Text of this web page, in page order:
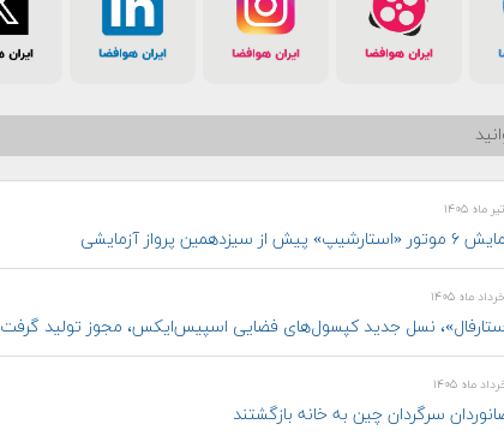
پیش از سیزدهمین پرواز آزمایشی
نسل جدید کپسول‌های فضایی اسپیس‌ایکس، مجوز تولید گرفت
سرگردان چین به خانه بازگشتند